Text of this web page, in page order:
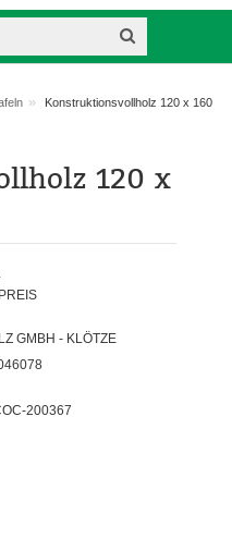
»
Konstruktionsvollholz 120 x 160
120 x
GMBH - KLÖTZE
200367